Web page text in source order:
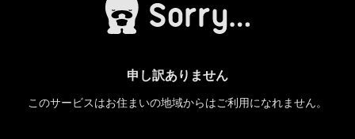
申し訳ありません
このサービスはお住まいの地域からはご利用になれません。